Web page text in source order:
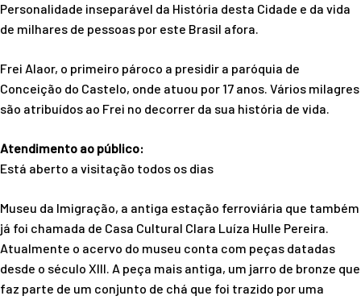
Personalidade inseparável da História desta Cidade e da vida
de milhares de pessoas por este Brasil afora.
Frei Alaor, o primeiro pároco a presidir a paróquia de
Conceição do Castelo, onde atuou por 17 anos. Vários milagres
são atribuídos ao Frei no decorrer da sua história de vida.
Atendimento ao público:
Está aberto a visitação todos os dias
Museu da Imigração, a antiga estação ferroviária que também
já foi chamada de Casa Cultural Clara Luíza Hulle Pereira.
Atualmente o acervo do museu conta com peças datadas
desde o século XIII. A peça mais antiga, um jarro de bronze que
faz parte de um conjunto de chá que foi trazido por uma